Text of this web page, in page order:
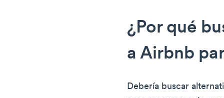
¿Por qué
a Airbnb
Debería buscar